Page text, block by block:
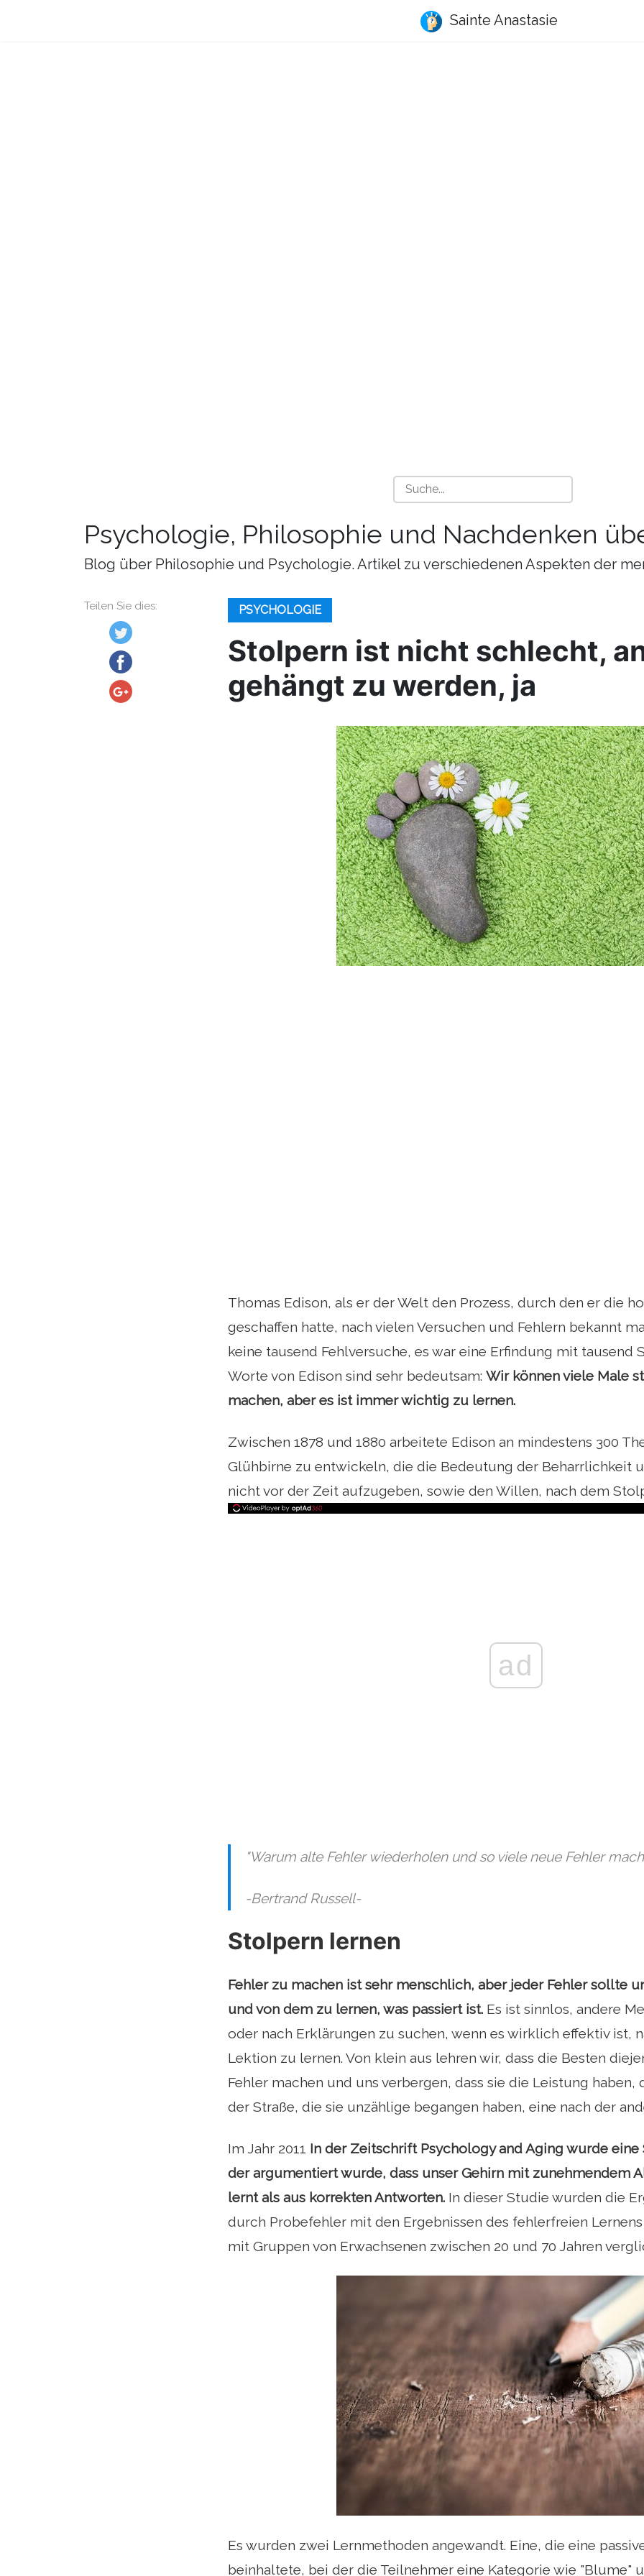
Sainte Anastasie
Psychologie, Philosophie und Nachdenken
Blog über Philosophie und Psychologie. Artikel zu verschiedenen Aspekten der
Teilen Sie dies: PSYCHOLOGIE
Stolpern ist nicht schlecht,
gehängt zu werden, ja
Thomas Edison, als er der Welt den Prozess, durch den er die
geschaffen hatte, nach vielen Versuchen und Fehlern bekannt
keine tausend Fehlversuche, es war eine Erfindung mit tausend
Worte von Edison sind sehr bedeutsam: Wir können viele Male
machen, aber es ist immer wichtig zu lernen.
Zwischen 1878 und 1880 arbeitete Edison an mindestens 300
Glühbirne zu entwickeln, die die Bedeutung der Beharrlichkeit
nicht vor der Zeit aufzugeben, sowie den Willen, nach dem
ad
"Warum alte Fehler wiederholen und so viele neue Fehler
-Bertrand Russell-
Stolpern lernen
Fehler zu machen ist sehr menschlich, aber jeder Fehler sollte
und von dem zu lernen, was passiert ist. Es ist sinnlos, andere
oder nach Erklärungen zu suchen, wenn es wirklich effektiv ist,
Lektion zu lernen. Von klein aus lehren wir, dass die Besten
Fehler machen und uns verbergen, dass sie die Leistung haben,
der Straße, die sie unzählige begangen haben, eine nach der
Im Jahr 2011 In der Zeitschrift Psychology and Aging wurde
der argumentiert wurde, dass unser Gehirn mit zunehmendem
lernt als aus korrekten Antworten. In dieser Studie wurden die
durch Probefehler mit den Ergebnissen des fehlerfreien
mit Gruppen von Erwachsenen zwischen 20 und 70 Jahren
Es wurden zwei Lernmethoden angewandt. Eine, die eine
beinhaltete, bei der die Teilnehmer eine Kategorie wie "Blume"